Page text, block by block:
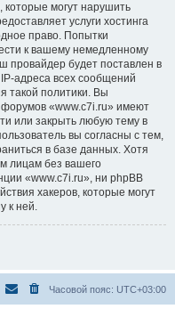
могут нарушить
услуги хостинга
право. Попытки
к вашему немедленному
провайдер будет поставлен в
адреса всех сообщений
такой политики. Вы
«www.c7i.ru» имеют
или закрыть любую тему в
вы согласны с тем,
в базе данных. Хотя
лицам без вашего
«www.c7i.ru», ни phpBB
хакеров, которые могут
к ней.
Часовой пояс: UTC+03:00